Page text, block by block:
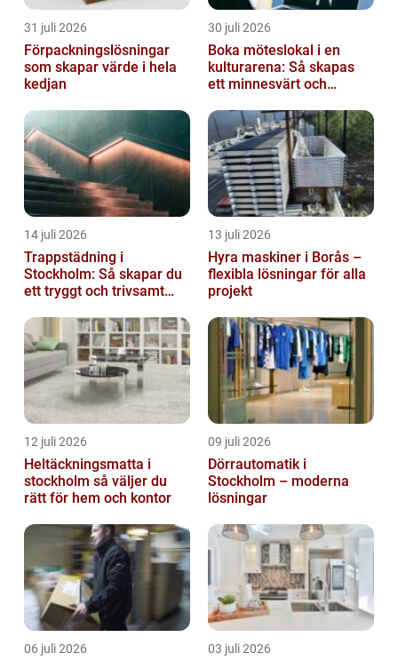
31 juli 2026
Förpackningslösningar
som skapar värde i hela
kedjan
30 juli 2026
Boka möteslokal i en
kulturarena: Så skapas
ett minnesvärt och
14 juli 2026
Trappstädning i
Stockholm: Så skapar du
ett tryggt och trivsamt
13 juli 2026
Hyra maskiner i Borås –
flexibla lösningar för alla
projekt
12 juli 2026
Heltäckningsmatta i
stockholm så väljer du
rätt för hem och kontor
09 juli 2026
Dörrautomatik i
Stockholm – moderna
lösningar
06 juli 2026 03 juli 2026